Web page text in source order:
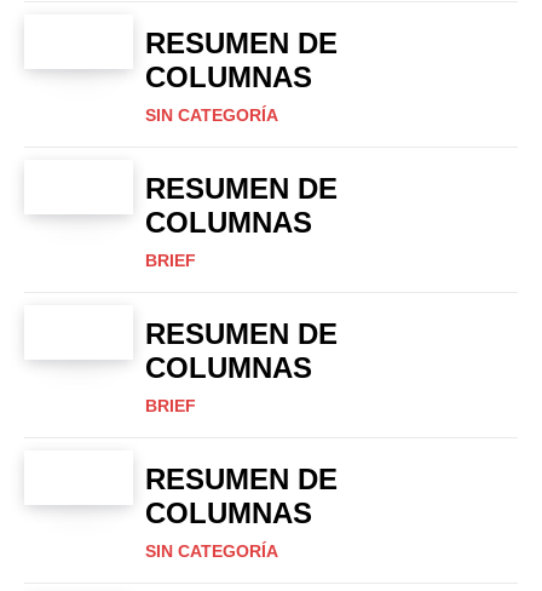
RESUMEN DE
COLUMNAS
SIN CATEGORÍA
RESUMEN DE
COLUMNAS
BRIEF
RESUMEN DE
COLUMNAS
BRIEF
RESUMEN DE
COLUMNAS
SIN CATEGORÍA